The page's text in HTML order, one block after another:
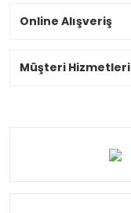
Online Alışveriş
Müşteri Hizmetleri